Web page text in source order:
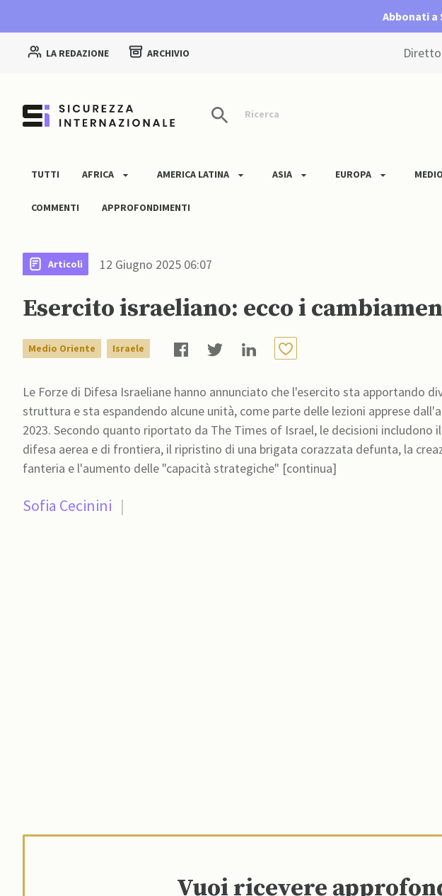
Abbonati a
LA REDAZIONE ARCHIVIO
Ricerca
TUTTI AFRICA AMERICA LATINA ASIA EUROPA
COMMENTI APPROFONDIMENTI
Articoli 12 Giugno 2025 06:07
Esercito israeliano: ecco i
Medio Oriente Israele
Le Forze di Difesa Israeliane hanno annunciato che l'esercito sta apportando
struttura e sta espandendo alcune unità, come parte delle lezioni apprese
2023. Secondo quanto riportato da The Times of Israel, le decisioni includono
difesa aerea e di frontiera, il ripristino di una brigata corazzata defunta, la
fanteria e l'aumento delle "capacità strategiche" [continua]
Sofia Cecinini |
Vuoi ricevere